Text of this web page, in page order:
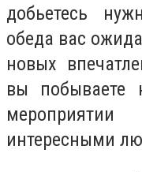
добьетесь
обеда вас
новых
вы побываете
интересными